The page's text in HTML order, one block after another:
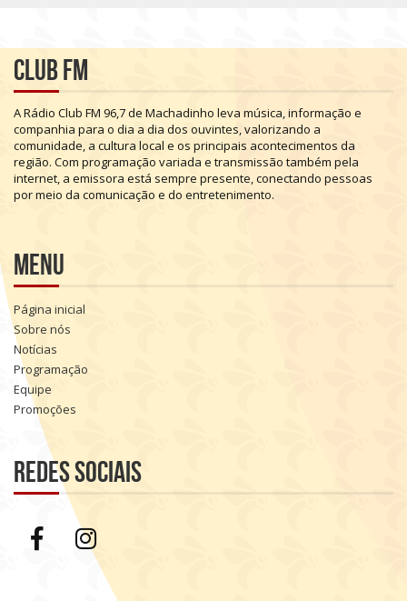
Club FM
ARádio Club FM 96,7de Machadinho leva música,informação e
companhia para o dia a dia dos ouvintes,valorizando a
comunidade, a cultura local e os principais acontecimentos da
região. Com programação variada e transmissão também pela
internet, a emissora está sempre presente,conectando pessoas
pormeio da comunicação e do entretenimento.
Menu
Página inicial
Sobre nós
Notícias
Programação
Equipe
Promoções
Redes sociais